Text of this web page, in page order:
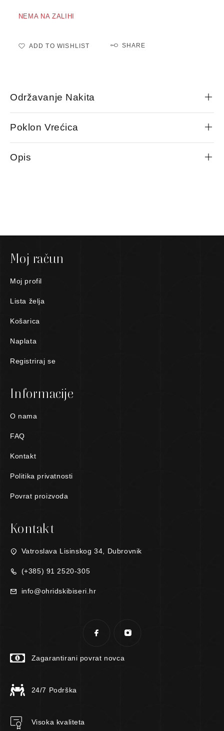
NEMA NA ZALIHI
ADD TO WISHLIST SHARE
Održavanje Nakita
Poklon Vrećica
Opis
Moj račun
Moj profil
Lista želja
Košarica
Naplata
Registriraj se
Informacije
O nama
FAQ
Kontakt
Politika privatnosti
Povrat proizvoda
Kontakt
Vatroslava Lisinskog 34, Dubrovnik
(+385) 91 2520-305
info@ohridskibiseri.hr
Zagarantirani povrat novca
24/7 Podrška
Visoka kvaliteta